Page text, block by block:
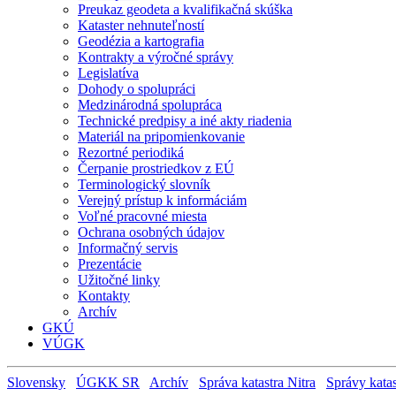
Preukaz geodeta a kvalifikačná skúška
Kataster nehnuteľností
Geodézia a kartografia
Kontrakty a výročné správy
Legislatíva
Dohody o spolupráci
Medzinárodná spolupráca
Technické predpisy a iné akty riadenia
Materiál na pripomienkovanie
Rezortné periodiká
Čerpanie prostriedkov z EÚ
Terminologický slovník
Verejný prístup k informáciám
Voľné pracovné miesta
Ochrana osobných údajov
Informačný servis
Prezentácie
Užitočné linky
Kontakty
Archív
GKÚ
VÚGK
Slovensky ÚGKK SR Archív Správa katastra Nitra Správy